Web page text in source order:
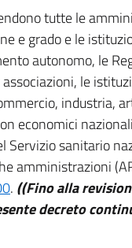
tutte le
e grado e le
autonomo, le
le
industria,
economici
sanitario
amministrazioni
. ((Fino alla
decreto